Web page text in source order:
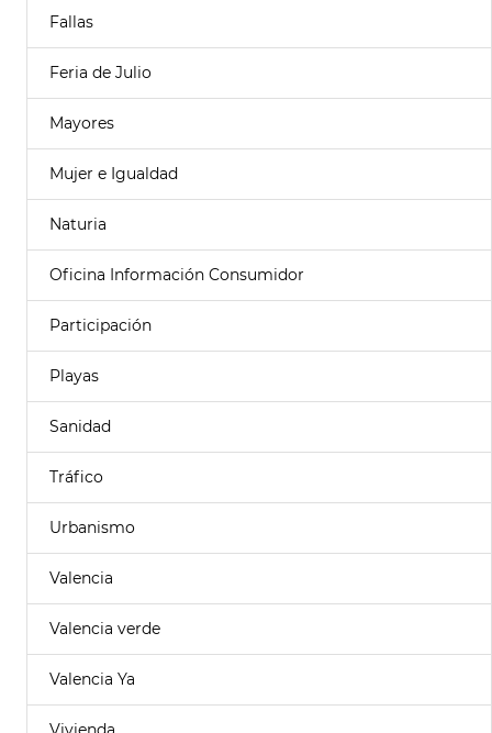
Fallas
Feria de Julio
Mayores
Mujer e Igualdad
Naturia
Oficina Información Consumidor
Participación
Playas
Sanidad
Tráfico
Urbanismo
Valencia
Valencia verde
Valencia Ya